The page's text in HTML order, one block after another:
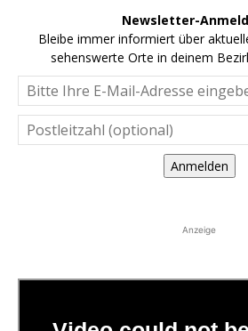
Newsletter-
Bleibe immer informiert über
sehenswerte Orte in deinem
Anmelden
Anzeige